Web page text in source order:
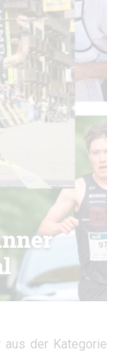
aus der Kategorie